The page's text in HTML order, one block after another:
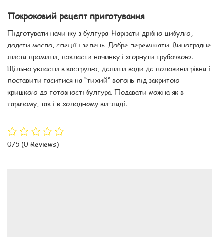
Покроковий рецепт приготування
Підготувати начинку з булгура. Нарізати дрібно цибулю,
додати масло, спеції і зелень. Добре перемішати. Виноградне
листя промити, покласти начинку і згорнути трубочкою.
Щільно укласти в каструлю, долити води до половини рівня і
поставити гаситися на “тихий” вогонь під закритою
кришкою до готовності булгура. Подавати можна як в
гарячому, так і в холодному вигляді.
0/5 (0 Reviews)